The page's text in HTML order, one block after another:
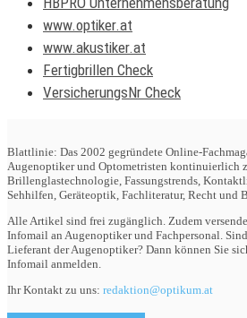
www.optiker.at
www.akustiker.at
Fertigbrillen Check
VersicherungsNr Check
Blattlinie: Das 2002 gegründete Online-
Augenoptiker und Optometristen kontinuierlich
Brillenglastechnologie, Fassungstrends,
Sehhilfen, Geräteoptik, Fachliteratur, Recht und
Alle Artikel sind frei zugänglich. Zudem
Infomail an Augenoptiker und Fachpersonal.
Lieferant der Augenoptiker? Dann können Sie
Infomail anmelden.
Ihr Kontakt zu uns: redaktion@optikum.at